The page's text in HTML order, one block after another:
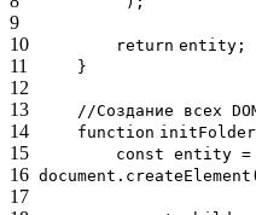
9
10
11
12
13
14
15
16
17
return entity;
}
//Создание всех
function
const entity =
document.createElement(